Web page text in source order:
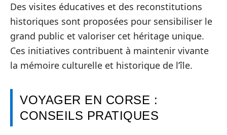
Des visites éducatives et des reconstitutions
historiques sont proposées pour sensibiliser le
grand public et valoriser cet héritage unique.
Ces initiatives contribuent à maintenir vivante
la mémoire culturelle et historique de l’île.
VOYAGER EN CORSE :
CONSEILS PRATIQUES